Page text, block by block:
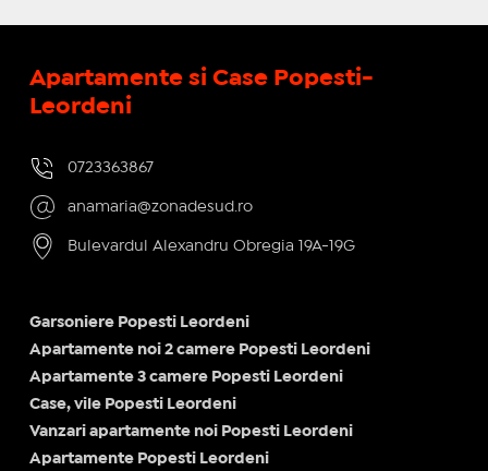
Apartamente si Case Popesti-
Leordeni
0723363867
anamaria@zonadesud.ro
Bulevardul Alexandru Obregia 19A-19G
Garsoniere Popesti Leordeni
Apartamente noi 2 camere Popesti Leordeni
Apartamente 3 camere Popesti Leordeni
Case, vile Popesti Leordeni
Vanzari apartamente noi Popesti Leordeni
Apartamente Popesti Leordeni